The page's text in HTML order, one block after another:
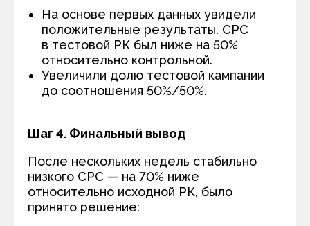
На основе первых данных увидели
положительные результаты. СРС
в тестовой РК был ниже на 50%
относительно контрольной.
Увеличили долю тестовой кампании
до соотношения 50%/50%.
Шаг 4. Финальный вывод
После нескольких недель стабильно
низкого СРС — на 70% ниже
относительно исходной РК, было
принято решение: